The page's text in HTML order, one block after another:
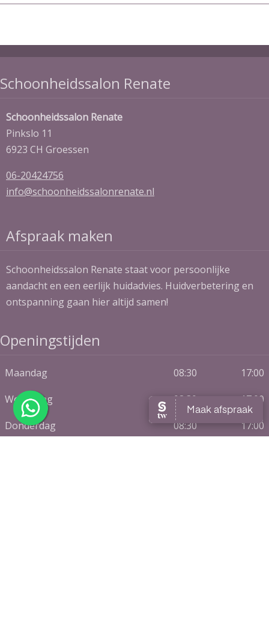
Schoonheidssalon Renate
Schoonheidssalon Renate
Pinkslo 11
6923 CH Groessen
06-20424756
info@schoonheidssalonrenate.nl
Afspraak maken
Schoonheidssalon Renate staat voor persoonlijke
aandacht en een eerlijk huidadvies. Huidverbetering en
ontspanning gaan hier altijd samen!
Openingstijden
Maandag 08:30
17:00
Woensdag
08:30
17:00
Donderdag
08:30 17:00